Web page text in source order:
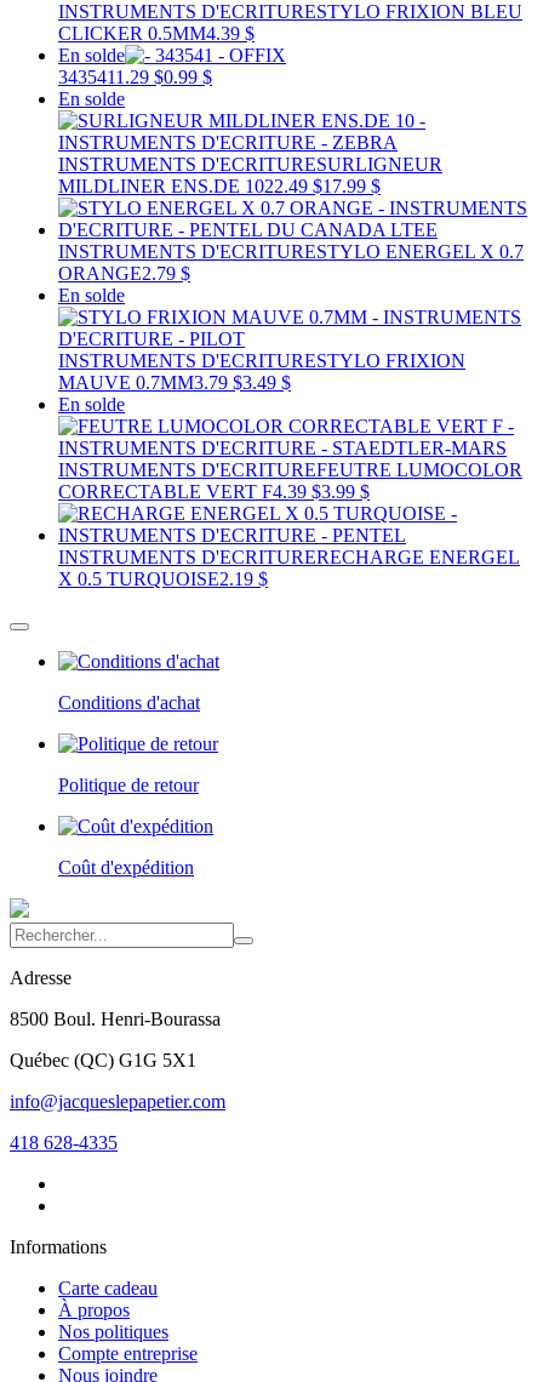
INSTRUMENTS D'ECRITURESTYLO FRIXION BLEU
CLICKER 0.5MM4.39 $
En solde
3435411.29 $0.99 $
En solde
INSTRUMENTS D'ECRITURESURLIGNEUR
MILDLINER ENS.DE 1022.49 $17.99 $
INSTRUMENTS D'ECRITURESTYLO ENERGEL X 0.7
ORANGE2.79 $
En solde
INSTRUMENTS D'ECRITURESTYLO FRIXION
MAUVE 0.7MM3.79 $3.49 $
En solde
INSTRUMENTS D'ECRITUREFEUTRE LUMOCOLOR
CORRECTABLE VERT F4.39 $3.99 $
INSTRUMENTS D'ECRITURERECHARGE ENERGEL
X 0.5 TURQUOISE2.19 $
Conditions d'achat
Politique de retour
Coût d'expédition
Adresse
8500 Boul. Henri-Bourassa
Québec (QC) G1G 5X1
info@jacqueslepapetier.com
418 628-4335
Informations
Carte cadeau
À propos
Nos politiques
Compte entreprise
Nous joindre